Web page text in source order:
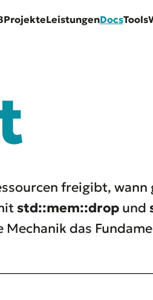
ProjekteLeistungenDocsTools
freigibt,
std::mem::drop und
das